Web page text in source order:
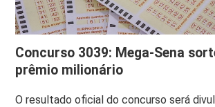
Concurso 3039: Mega-Sena
prêmio milionário
O resultado oficial do concurso será